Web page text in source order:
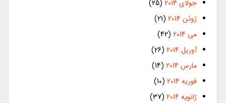
جولای 2014
(25)
ژوئن 2014
(21)
می 2014
(42)
آوریل 2014
(26)
مارس 2014
(14)
فوریه 2014
(10)
ژانویه 2014
(37)